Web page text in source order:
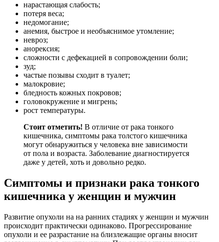
нарастающая слабость;
потеря веса;
недомогание;
анемия, быстрое и необъяснимое утомление;
невроз;
анорексия;
сложности с дефекацией в сопровождении боли;
зуд;
частые позывы сходит в туалет;
малокровие;
бледность кожных покровов;
головокружение и мигрень;
рост температуры.
Стоит отметить! В отличие от рака тонкого
кишечника, симптомы рака толстого кишечника
могут обнаружиться у человека вне зависимости
от пола и возраста. Заболевание диагностируется
даже у детей, хоть и довольно редко.
Симптомы и признаки рака тонкого
кишечника у женщин и мужчин
Развитие опухоли на на ранних стадиях у женщин и мужчин
происходит практически одинаково. Прогрессирование
опухоли и ее разрастание на близлежащие органы вносит